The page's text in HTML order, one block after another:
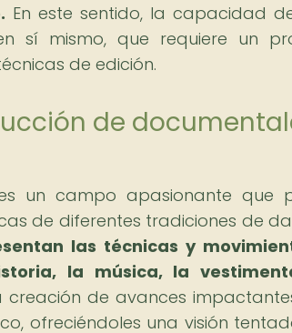
En este sentido, la capacidad
sí mismo, que requiere un
de edición.
de
un campo apasionante que
de diferentes tradiciones de
las técnicas y
la música, la
creación de avances
ofreciéndoles una visión